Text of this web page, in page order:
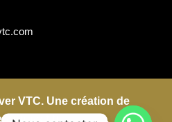
VTC. Une création de